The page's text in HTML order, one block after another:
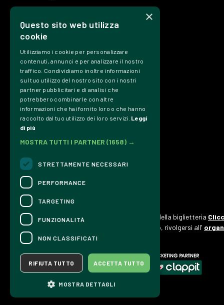
Tickets
Precedenti
Contatti
Trasparenza
Privacy Policy
P.IVA & C.Fiscale 01002580957
CONTATTI
Per informazioni e supporto all'acquisto della biglietteria
Per informazioni sul programma e l'evento, rivolgersi all'
Dichiarazione di accessibilità
×
Questo sito web utilizza
cookie
Utilizziamo i cookie per personalizzare
contenuti, annunci e per analizzare il nostro
traffico. Condividiamo inoltre informazioni
sul tuo utilizzo del nostro sito con i nostri
partner pubblicitari e di analisi che
potrebbero combinarle con altre
informazioni che hai fornito loro o che hanno
raccolto dal tuo utilizzo dei loro servizi. Leggi
di più
MOSTRA TUTTI I PARTNER (1658) →
STRETTAMENTE NECESSARI
PERFORMANCE
TARGETING
FUNZIONALITÀ
NON CLASSIFICATI
ACCETTA TUTTO
RIFIUTA TUTTO
MOSTRA DETTAGLI